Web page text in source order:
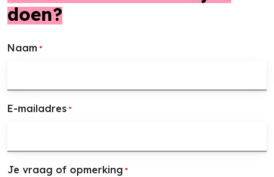
doen?
Naam *
E-mailadres *
Je vraag of opmerking *